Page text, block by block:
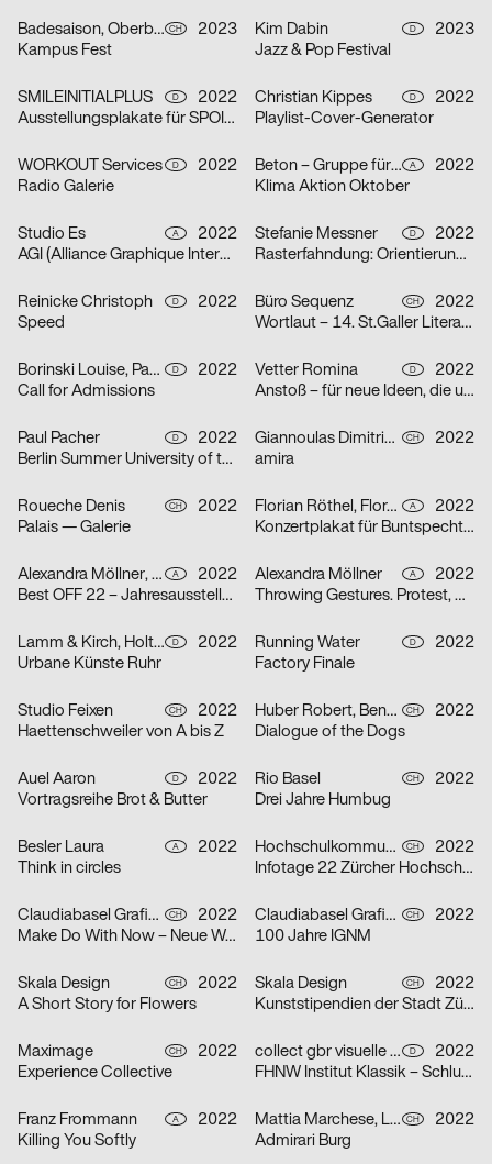
Badesaison, Oberberger Moriz CH
2023
Kampus Fest
Kim Dabin D
2023
Jazz & Pop Festival
SMILEINITIALPLUS D
2022
Ausstellungsplakate für SPOILER Aktionsraum in Berlin
Christian Kippes D
2022
Playlist-Cover-Generator
WORKOUT Services D
2022
Radio Galerie
Beton – Gruppe für Gestaltung A
2022
Klima Aktion Oktober
Studio Es A
2022
AGI (Alliance Graphique Internationale)
Stefanie Messner D
2022
Rasterfahndung: Orientierung & Chaos
Reinicke Christoph D
2022
Speed
Büro Sequenz CH
2022
Wortlaut – 14. St.Galler Literaturfestival
Borinski Louise, Paula Buškevica D
2022
Call for Admissions
Vetter Romina D
2022
Anstoß – für neue Ideen, die unsere Stadt verändern
Paul Pacher D
2022
Berlin Summer University of the Arts 2023
Giannoulas Dimitris, Dhillon Amrit CH
2022
amira
Roueche Denis CH
2022
Palais — Galerie
Florian Röthel, Florentin Scheicher A
2022
Konzertplakat für Buntspecht, Arena Wien
Alexandra Möllner, Sophia Krayc A
2022
Best OFF 22 – Jahresausstellung der Kunstuniversität Linz
Alexandra Möllner A
2022
Throwing Gestures. Protest, Economy and the Imperceptible
Lamm & Kirch, Holtgreve Heinrich D
2022
Urbane Künste Ruhr
Running Water D
2022
Factory Finale
Studio Feixen CH
2022
Haettenschweiler von A bis Z
Huber Robert, Benedict Will CH
2022
Dialogue of the Dogs
Auel Aaron D
2022
Vortragsreihe Brot & Butter
Rio Basel CH
2022
Drei Jahre Humbug
Besler Laura A
2022
Think in circles
Hochschulkommunikation Marketing ZHdK CH
2022
Infotage 22 Zürcher Hochschule der Künste
Claudiabasel Grafik & Interaktion CH
2022
Make Do With Now – Neue Wege in der Japanischen Architektur
Claudiabasel Grafik & Interaktion CH
2022
100 Jahre IGNM
Skala Design CH
2022
A Short Story for Flowers
Skala Design CH
2022
Kunststipendien der Stadt Zürich 2022
Maximage CH
2022
Experience Collective
collect gbr visuelle kommunikation D
2022
FHNW Institut Klassik – Schlusskonzerte 2022
Franz Frommann A
2022
Killing You Softly
Mattia Marchese, Lukas Lüdi CH
2022
Admirari Burg